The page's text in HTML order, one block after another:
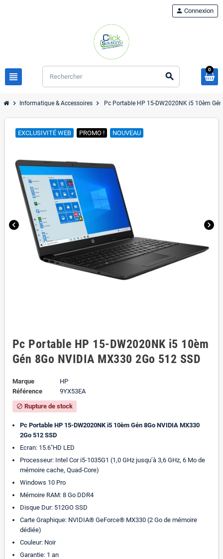
view_headline search
person Connexion
0
chevron_right Informatique & Accessoires chevron_right Pc Portable HP 15-DW2020NK i5 10èm
chevron_left chevron_right
EXCLUSIVITÉ WEB PROMO ! NOUVEAU
Pc Portable HP 15-DW2020NK i5 10èm
Gén 8Go NVIDIA MX330 2Go 512 SSD
Marque
HP
Référence
9YX53EA
block Rupture de stock
Pc Portable HP 15-DW2020NK i5 10èm Gén 8Go NVIDIA MX330
2Go 512 SSD
Ecran: 15.6″HD LED
Processeur: Intel Cor i5-1035G1 (1,0 GHz jusqu’à 3,6 GHz, 6 Mo de
mémoire cache, Quad-Core)
Windows 10 Pro
Mémoire RAM: 8 Go DDR4
Disque Dur: 512GO SSD
Carte Graphique: NVIDIA® GeForce® MX330 (2 Go de mémoire
dédiée)
Couleur: Noir
Garantie: 1 an